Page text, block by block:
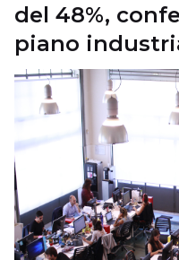
del 48%,
piano